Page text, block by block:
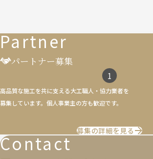
1
Partner
パートナー募集
高品質な施工を共に支える大工職人・協力業者を
募集しています。個人事業主の方も歓迎です。
募集の詳細を見る
Contact